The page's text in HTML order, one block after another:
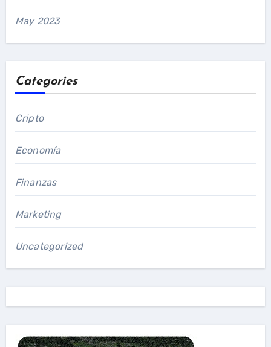
May 2023
Categories
Cripto
Economía
Finanzas
Marketing
Uncategorized